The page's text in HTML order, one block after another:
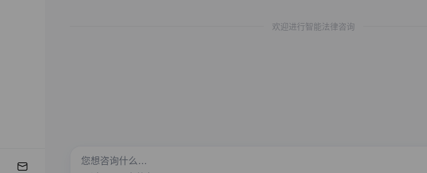
欢迎进行智能法律咨询